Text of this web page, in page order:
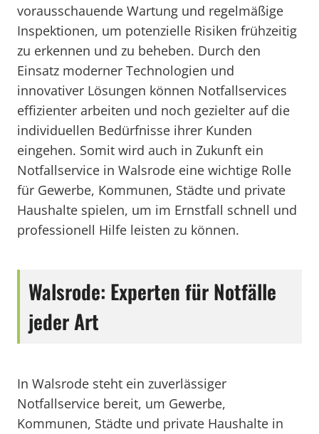
vorausschauende Wartung und regelmäßige
Inspektionen, um potenzielle Risiken frühzeitig
zu erkennen und zu beheben. Durch den
Einsatz moderner Technologien und
innovativer Lösungen können Notfallservices
effizienter arbeiten und noch gezielter auf die
individuellen Bedürfnisse ihrer Kunden
eingehen. Somit wird auch in Zukunft ein
Notfallservice in Walsrode eine wichtige Rolle
für Gewerbe, Kommunen, Städte und private
Haushalte spielen, um im Ernstfall schnell und
professionell Hilfe leisten zu können.
Walsrode: Experten für Notfälle
jeder Art
In Walsrode steht ein zuverlässiger
Notfallservice bereit, um Gewerbe,
Kommunen, Städte und private Haushalte in